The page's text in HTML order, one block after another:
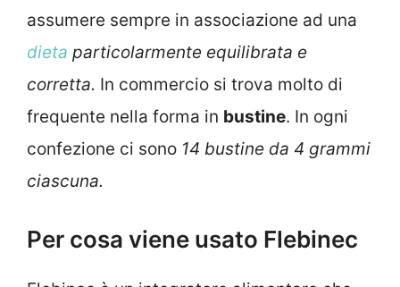
assumere sempre in associazione ad una
dieta particolarmente equilibrata e
corretta. In commercio si trova molto di
frequente nella forma in bustine. In ogni
confezione ci sono 14 bustine da 4 grammi
ciascuna.
Per cosa viene usato Flebinec